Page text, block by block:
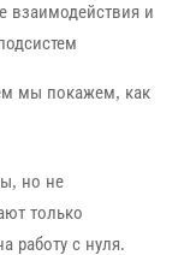
взаимодействия и
мы покажем, как
но не
только
работу с нуля.